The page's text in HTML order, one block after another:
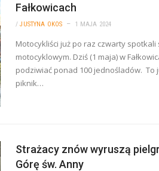
Fałkowicach
/JUSTYNA OKOS 1 MAJA 2024
Motocykliści już po raz czwarty spotkali
motocyklowym. Dziś (1 maja) w
podziwiać ponad 100 jednośladów. To
piknik…
Strażacy znów wyruszą
Górę św. Anny